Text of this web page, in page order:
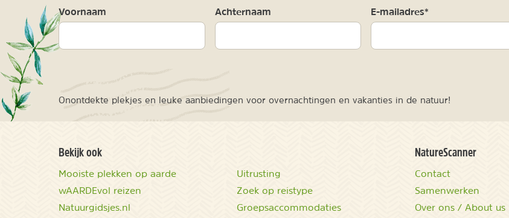
Voornaam Achternaam E-mailadres*
Onontdekte plekjes en leuke aanbiedingen voor overnachtingen en vakanties in de natuur!
Bekijk ook
Mooiste plekken op aarde
wAARDEvol reizen
Natuurgidsjes.nl
Uitrusting
Zoek op reistype
Groepsaccommodaties
NatureScanner
Contact
Samenwerken
Over ons / About us